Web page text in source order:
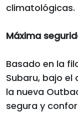
climatológicas.
Máxima
Basado en la
Subaru, bajo
la nueva
segura y